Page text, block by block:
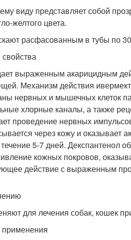
виду представляет собой
желтого цвета.
расфасованным в тубы по
выраженным акарицидным
Механизм действия
нервных и мышечных клеток
хлорные каналы, а также
проведение нервных
через кожу и оказывает
5-7 дней. Декспантенол
кожных покровов,
действие с выраженным
для лечения собак, кошек
применения